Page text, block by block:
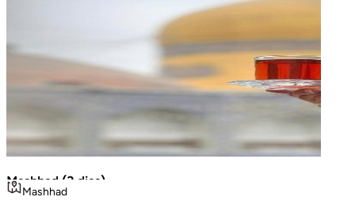
Mashhad (3 dias)
Mashhad